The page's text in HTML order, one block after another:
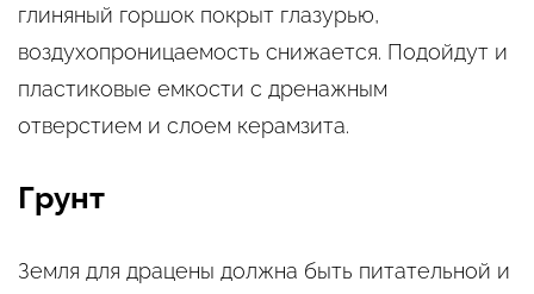
глиняный горшок покрыт глазурью,
воздухопроницаемость снижается. Подойдут и
пластиковые емкости с дренажным
отверстием и слоем керамзита.
Грунт
Земля для драцены должна быть питательной и